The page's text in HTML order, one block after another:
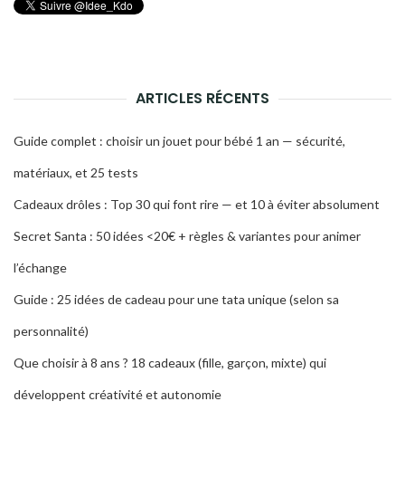
ARTICLES RÉCENTS
Guide complet : choisir un jouet pour bébé 1 an — sécurité,
matériaux, et 25 tests
Cadeaux drôles : Top 30 qui font rire — et 10 à éviter absolument
Secret Santa : 50 idées <20€ + règles & variantes pour animer
l’échange
Guide : 25 idées de cadeau pour une tata unique (selon sa
personnalité)
Que choisir à 8 ans ? 18 cadeaux (fille, garçon, mixte) qui
développent créativité et autonomie